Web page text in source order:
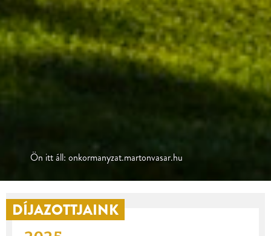
Ön itt áll: onkormanyzat.martonvasar.hu
DÍJAZOTTJAINK